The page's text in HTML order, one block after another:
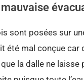
sont posées sur
été mal conçue car
la dalle ne laisse